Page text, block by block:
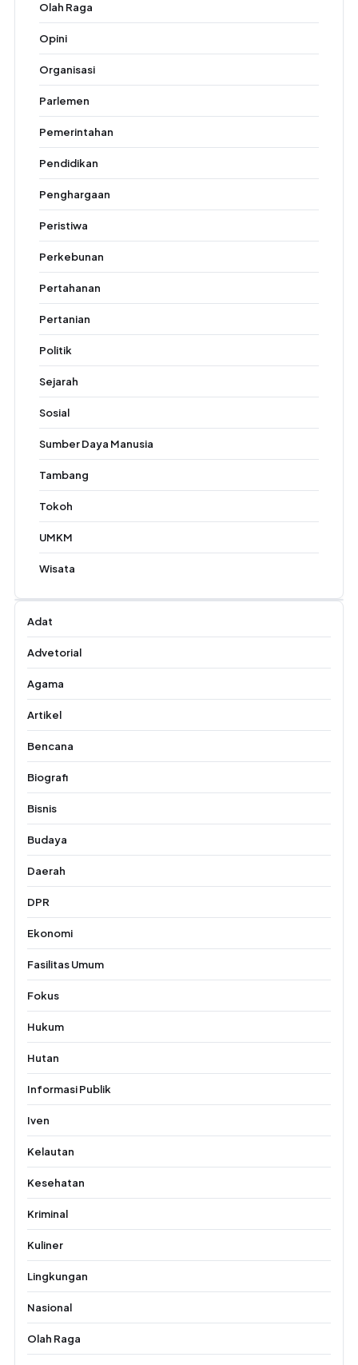
Olah Raga
Opini
Organisasi
Parlemen
Pemerintahan
Pendidikan
Penghargaan
Peristiwa
Perkebunan
Pertahanan
Pertanian
Politik
Sejarah
Sosial
Sumber Daya Manusia
Tambang
Tokoh
UMKM
Wisata
Adat
Advetorial
Agama
Artikel
Bencana
Biografi
Bisnis
Budaya
Daerah
DPR
Ekonomi
Fasilitas Umum
Fokus
Hukum
Hutan
Informasi Publik
Iven
Kelautan
Kesehatan
Kriminal
Kuliner
Lingkungan
Nasional
Olah Raga